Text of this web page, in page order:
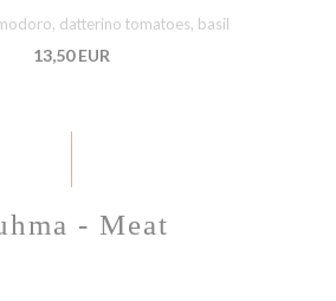
datterino tomatoes, basil
13,50 EUR
- Meat